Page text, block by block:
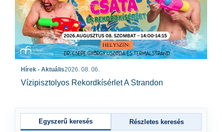
Hírek - Aktuális2026. 08. 06.
Vízipisztolyos Rekordkísérlet A Strandon
Egyszerű keresés Részletes keresés